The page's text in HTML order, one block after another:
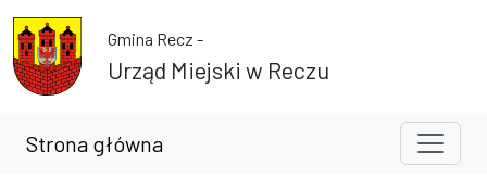
Przejdź do treści
Przejdź do wyszukiwarki
Gmina Recz -
Urząd Miejski w Reczu
Strona główna